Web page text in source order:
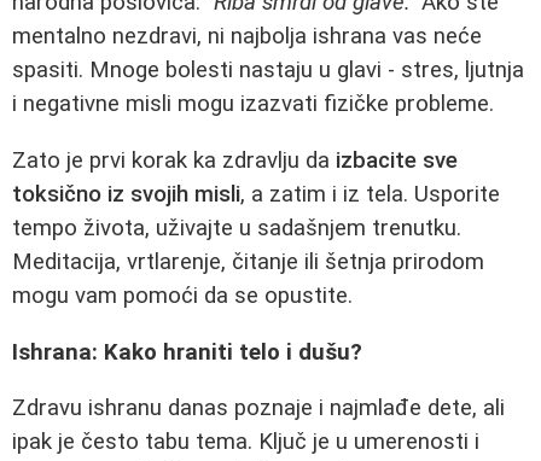
mentalno nezdravi, ni najbolja ishrana vas neće
spasiti. Mnoge bolesti nastaju u glavi - stres, ljutnja
i negativne misli mogu izazvati fizičke probleme.
Zato je prvi korak ka zdravlju da izbacite sve
toksično iz svojih misli, a zatim i iz tela. Usporite
tempo života, uživajte u sadašnjem trenutku.
Meditacija, vrtlarenje, čitanje ili šetnja prirodom
mogu vam pomoći da se opustite.
Ishrana: Kako hraniti telo i dušu?
Zdravu ishranu danas poznaje i najmlađe dete, ali
ipak je često tabu tema. Ključ je u umerenosti i